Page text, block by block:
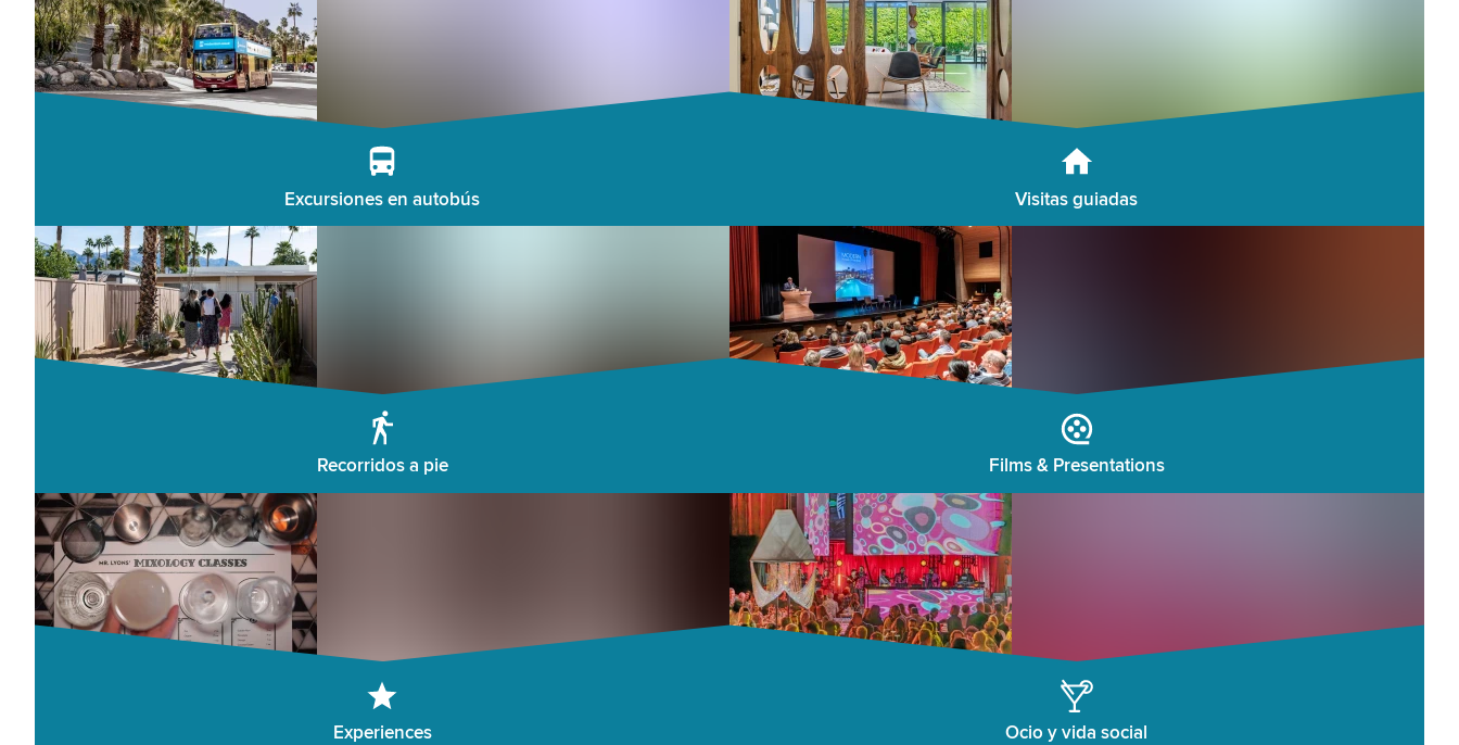
Excursiones en autobús Visitas guiadas
Recorridos a pie Films & Presentations
Experiences Ocio y vida social